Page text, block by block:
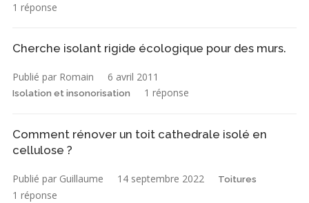
1 réponse
Cherche isolant rigide écologique pour des murs.
Publié par Romain 6 avril 2011
Isolation et insonorisation 1 réponse
Comment rénover un toit cathedrale isolé en
cellulose ?
Publié par Guillaume 14 septembre 2022 Toitures
1 réponse